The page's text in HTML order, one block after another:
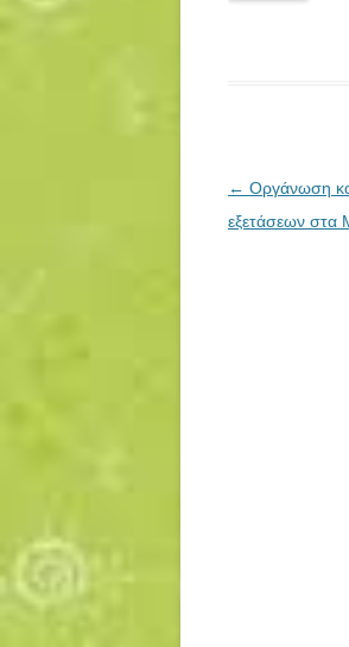
Πλοήγηση
άρθρων
← Οργάνωση
εξετάσεων στα